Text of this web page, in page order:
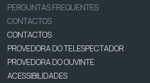
PERGUNTAS FREQUENTES
CONTACTOS
CONTACTOS
PROVEDORA DO TELESPECTADOR
PROVEDORA DO OUVINTE
ACESSIBILIDADES